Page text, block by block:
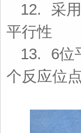
12. 采
平行性
13. 6位
个反应位